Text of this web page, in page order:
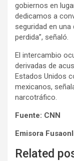
gobiernos en
dedicamos a
seguridad en
perdida”, señaló.
El intercambio
derivadas de
Estados Unidos
mexicanos,
narcotráfico.
Fuente: CNN
Emisora
Related